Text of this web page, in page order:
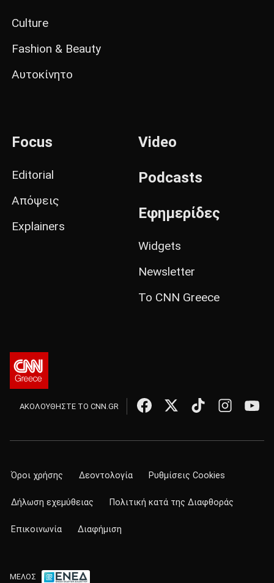
Culture
Fashion & Beauty
Αυτοκίνητο
Focus
Editorial
Απόψεις
Explainers
Video
Podcasts
Εφημερίδες
Widgets
Newsletter
Το CNN Greece
ΑΚΟΛΟΥΘΗΣΤΕ ΤΟ CNN.GR
Όροι χρήσης Δεοντολογία Ρυθμίσεις Cookies
Δήλωση εχεμύθειας Πολιτική κατά της Διαφθοράς
Επικοινωνία Διαφήμιση
ΜΕΛΟΣ